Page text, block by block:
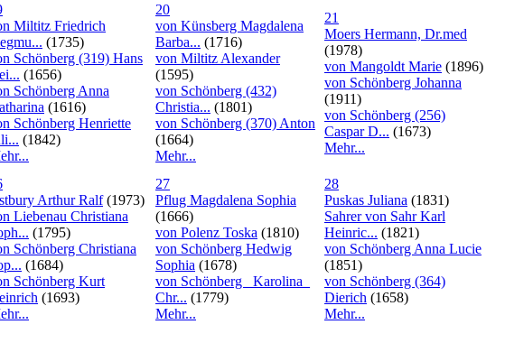
Miltitz Friedrich
(1735)
Schönberg (319) Hans
(1656)
Schönberg Anna
(1616)
Schönberg Henriette
(1842)
20
von Künsberg Magdalena
Barba... (1716)
von Miltitz Alexander
(1595)
von Schönberg (432)
Christia... (1801)
von Schönberg (370) Anton
(1664)
Mehr...
21
Moers Hermann, Dr.med
(1978)
von Mangoldt Marie (1896)
von Schönberg Johanna
(1911)
von Schönberg (256)
Caspar D... (1673)
Mehr...
Arthur Ralf(1973)
Liebenau Christiana
(1795)
Schönberg Christiana
(1684)
Schönberg Kurt
(1693)
27
Pflug Magdalena Sophia
(1666)
von Polenz Toska (1810)
von Schönberg Hedwig
Sophia (1678)
von Schönberg _Karolina_
Chr... (1779)
Mehr...
28
Puskas Juliana (1831)
Sahrer von Sahr Karl
Heinric... (1821)
von Schönberg Anna Lucie
(1851)
von Schönberg (364)
Dierich (1658)
Mehr...